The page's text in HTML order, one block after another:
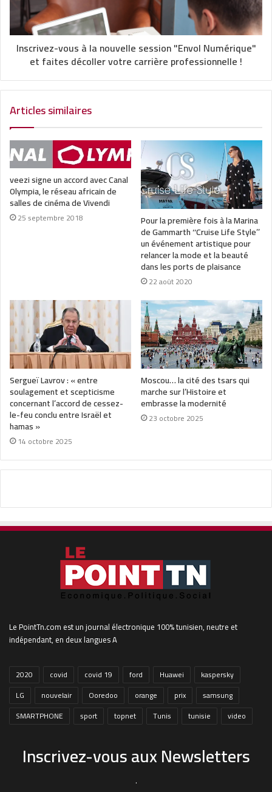
Inscrivez-vous à la nouvelle session "Envol Numérique"
et faites décoller votre carrière professionnelle !
Articles similaires
veezi signe un accord avec Canal
Olympia, le réseau africain de
salles de cinéma de Vivendi
25 septembre 2018 Pour la première fois à la Marina
de Gammarth ‘‘Cruise Life Style’’
un événement artistique pour
relancer la mode et la beauté
dans les ports de plaisance
22 août 2020
Sergueï Lavrov : « entre
soulagement et scepticisme
concernant l’accord de cessez-
le-feu conclu entre Israël et
hamas »
14 octobre 2025
Moscou… la cité des tsars qui
marche sur l’Histoire et
embrasse la modernité
23 octobre 2025
Le PointTn.com est un journal électronique 100% tunisien, neutre et
indépendant, en deux langues A
2020 covid covid 19 ford Huawei
kaspersky
LG
nouvelair Ooredoo orange prix
samsung
SMARTPHONE
sport topnet Tunis tunisie video
Inscrivez-vous aux Newsletters
.